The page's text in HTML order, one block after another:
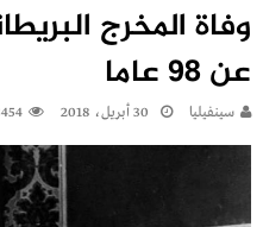
وفاة المخرج
عن 98 عاما
سينفيليا 30 أبريل، 2018